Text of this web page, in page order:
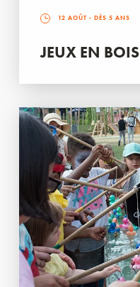
12 AOÛT - DÈS 5 ANS
JEUX EN BOIS